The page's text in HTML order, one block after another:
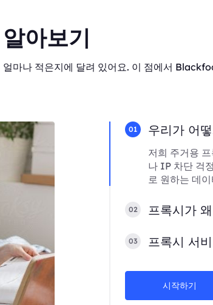
아보기
마나 적은지에 달려 있어요. 이 점에서
01 우리가 어
저희 주거용
나 IP 차단 걱
로 원하는 데
02 프록시가
03 프록시 서
시작하기